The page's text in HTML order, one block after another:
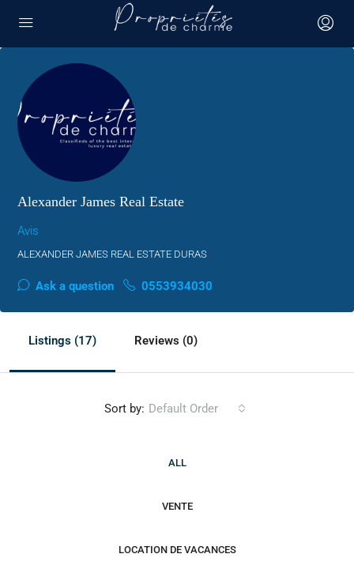
Alexander James Real Estate
Avis
ALEXANDER JAMES REAL ESTATE DURAS
Ask a question 0553934030
Listings (17) Reviews (0)
ALL
VENTE
LOCATION DE VACANCES
Sort by: Default Order